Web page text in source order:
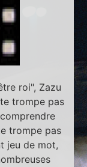
roi", Zazu
trompe pas
trompe pas
jeu de mot,